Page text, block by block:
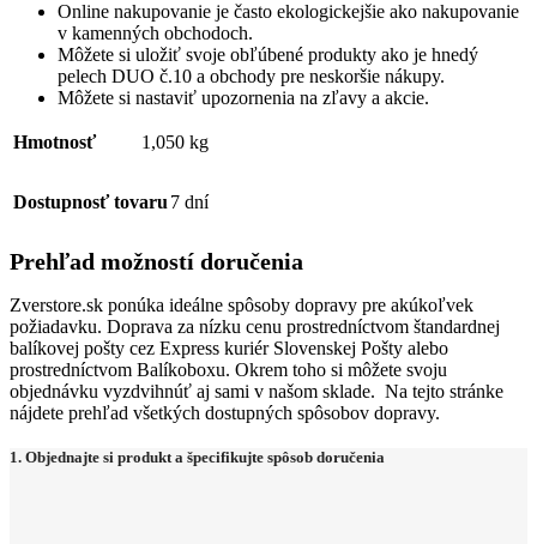
Online nakupovanie je často ekologickejšie ako nakupovanie
v kamenných obchodoch.
Môžete si uložiť svoje obľúbené produkty ako je hnedý
pelech DUO č.10 a obchody pre neskoršie nákupy.
Môžete si nastaviť upozornenia na zľavy a akcie.
Hmotnosť 1,050 kg
Dostupnosť tovaru 7 dní
Prehľad možností doručenia
Zverstore.sk ponúka ideálne spôsoby dopravy pre akúkoľvek
požiadavku. Doprava za nízku cenu prostredníctvom štandardnej
balíkovej pošty cez Express kuriér Slovenskej Pošty alebo
prostredníctvom Balíkoboxu. Okrem toho si môžete svoju
objednávku vyzdvihnúť aj sami v našom sklade. Na tejto stránke
nájdete prehľad všetkých dostupných spôsobov dopravy.
1. Objednajte si produkt a špecifikujte spôsob doručenia